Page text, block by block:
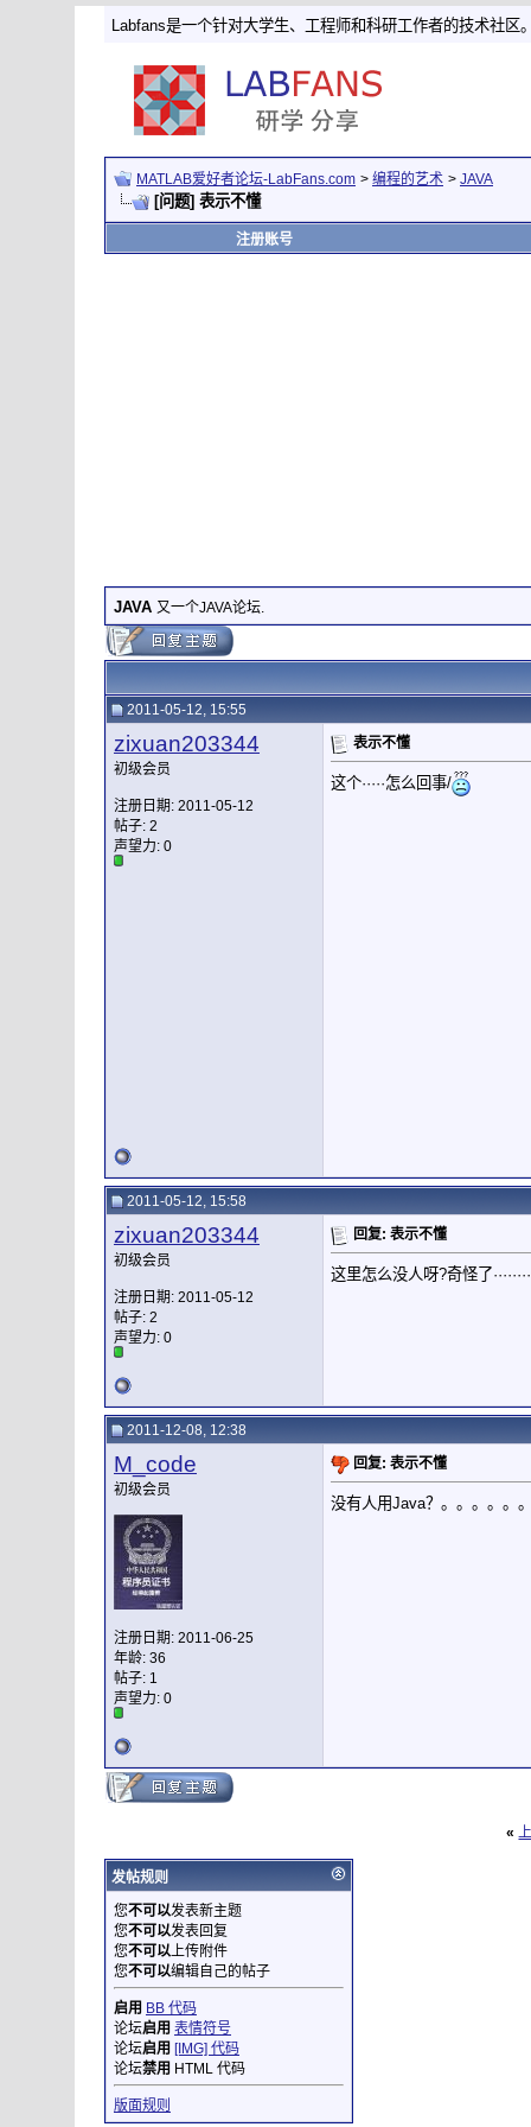
Labfans是一个针对大学生、工程师和科研工作者的技术社区
MATLAB爱好者论坛-LabFans.com > 编程的艺术 > JAVA
[问题] 表示不懂
注册账号
JAVA 又一个JAVA论坛.
2011-05-12, 15:55
zixuan203344
初级会员
注册日期: 2011-05-12
帖子: 2
声望力: 0
表示不懂
这个·····怎么回事/
2011-05-12, 15:58
zixuan203344
初级会员
注册日期: 2011-05-12
帖子: 2
声望力: 0
回复: 表示不懂
这里怎么没人呀?奇怪了
2011-12-08, 12:38
M_code
初级会员
注册日期: 2011-06-25
年龄: 36
帖子: 1
声望力: 0
回复: 表示不懂
没有人用Java？。。。。。
«
发帖规则
您不可以发表新主题
您不可以发表回复
您不可以上传附件
您不可以编辑自己的帖子
启用 BB 代码
论坛启用 表情符号
论坛启用 [IMG] 代码
论坛禁用 HTML 代码
版面规则